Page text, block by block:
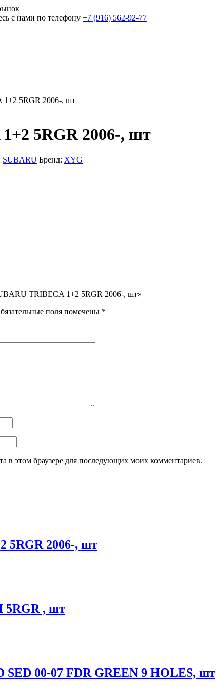
с нами по телефону +7 (916) 562-92-77
5RGR 2006-, шт
5RGR 2006-, шт
SUBARU Бренд: XYG
TRIBECA 1+2 5RGR 2006-, шт»
поля помечены *
в этом браузере для последующих моих комментариев.
5RGR 2006-, шт
5RGR , шт
SED 00-07 FDR GREEN 9 HOLES, шт